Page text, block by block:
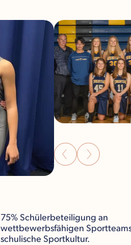
75% Schülerbeteiligung an
wettbewerbsfähigen
schulische Sportkultur.